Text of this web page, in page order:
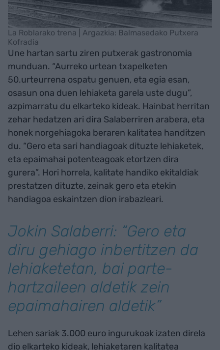
La Roblarako trena | Argazkia: Balmasedako Putxera
Kofradia
Une hartan sartu ziren putxerak gastronomia
munduan. “Aurreko urtean txapelketen
50.urteurrena ospatu genuen, eta egia esan,
osasun ona duen lehiaketa garela uste dugu”,
azpimarratu du elkarteko kideak. Hainbat herritan
zehar hedatzen ari dira Salaberriren arabera, eta
honek norgehiagoka beraren kalitatea handitzen
du. “Gero eta sari handiagoak dituzte lehiaketek,
eta epaimahai potenteagoak etortzen dira
gurera”. Hori horrela, kalitate handiko ekitaldiak
prestatzen dituzte, zeinak gero eta etekin
handiagoa eskaintzen dion irabazleari.
Jokin Salaberri: “Gero eta
diru gehiago inbertitzen da
lehiaketetan, bai parte-
hartzaileen aldetik zein
epaimahairen aldetik”
Lehen sariak 3.000 euro ingurukoak izaten direla
dio elkarteko kideak, lehiaketaren kalitatea